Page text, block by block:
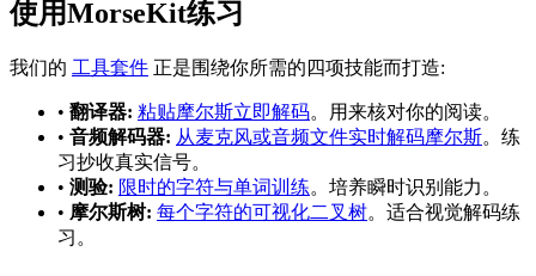
使用MorseKit练习
我们的 工具套件 正是围绕你所需的四项技能而打造:
• 翻译器: 粘贴摩尔斯立即解码。用来核对你的阅读。
• 音频解码器: 从麦克风或音频文件实时解码摩尔斯。练
习抄收真实信号。
• 测验: 限时的字符与单词训练。培养瞬时识别能力。
• 摩尔斯树: 每个字符的可视化二叉树。适合视觉解码练
习。